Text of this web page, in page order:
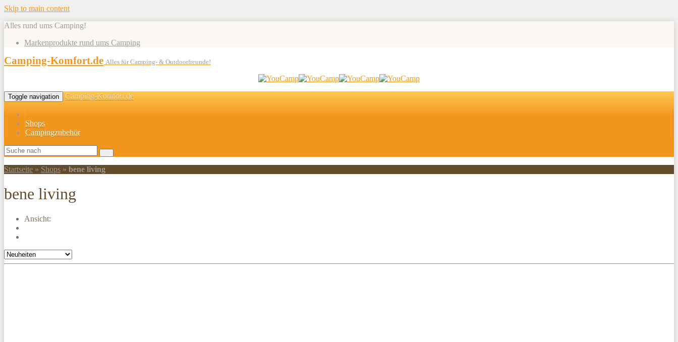
Skip to main content
Alles rund ums Camping!
Markenprodukte rund ums Camping
Camping-Komfort.de Alles für Camping- & Outdoorfreunde!
Toggle navigation Camping-Komfort.de
Shops
Campingzubehör
Startseite » Shops » bene living
bene living
Ansicht: